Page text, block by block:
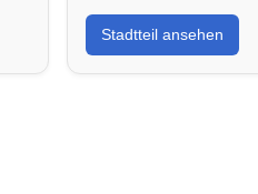
Stadtteil ansehen